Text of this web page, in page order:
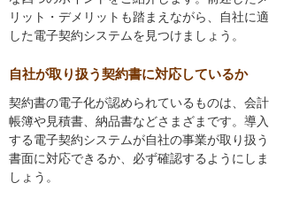
リット・デメリットも踏まえながら、自社に適
した電子契約システムを見つけましょう。
自社が取り扱う契約書に対応しているか
契約書の電子化が認められているものは、会計
帳簿や見積書、納品書などさまざまです。導入
する電子契約システムが自社の事業が取り扱う
書面に対応できるか、必ず確認するようにしま
しょう。